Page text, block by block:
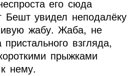
его сюда
Бешт увидел неподалёку
жабу. Жаба, не
взгляда,
прыжками
нему.